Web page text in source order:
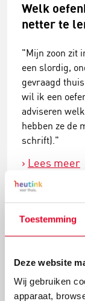
Toestemming
Deze website
Wij gebruiken
apparaat,
Welk
netter te
"Mijn zoon zit
een slordig,
gevraagd
wil ik een
adviseren
hebben ze de
schrift)."
Lees meer